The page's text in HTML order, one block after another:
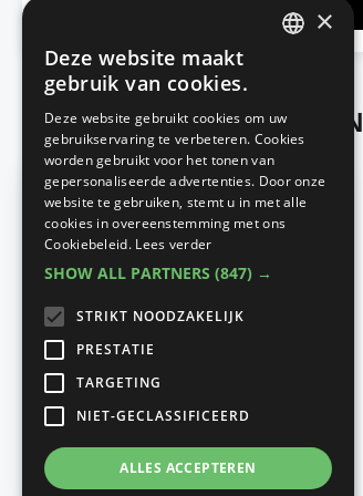
Advertorials from RENSON
Alles voor een uniforme
oprit met eSafe
(bijna) op punt? Dan denk je intussen
vast al na over hoe je ook je tuin en
oprit in dezelfde passende ‘look &...
TUINPLANNING
Read
×
Deze website maakt
gebruik van cookies.
Deze website gebruikt cookies om uw
gebruikservaring te verbeteren. Cookies
worden gebruikt voor het tonen van
gepersonaliseerde advertenties. Door onze
website te gebruiken, stemt u in met alle
cookies in overeenstemming met ons
Cookiebeleid. Lees verder
SHOW ALL PARTNERS (847) →
STRIKT NOODZAKELIJK
PRESTATIE
TARGETING
NIET-GECLASSIFICEERD
ALLES ACCEPTEREN